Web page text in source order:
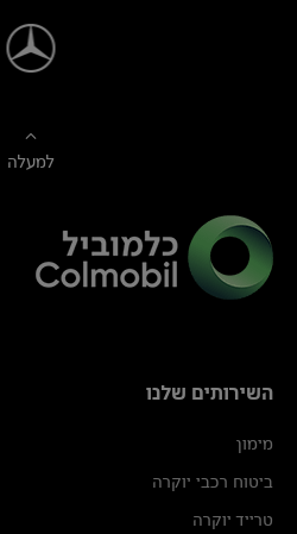
למעלה
השירותים שלנו
מימון
ביטוח רכבי יוקרה
טרייד יוקרה